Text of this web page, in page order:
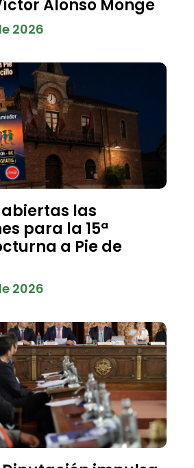
Alonso Monge
2026
las
para la 15ª
a Pie de
2026